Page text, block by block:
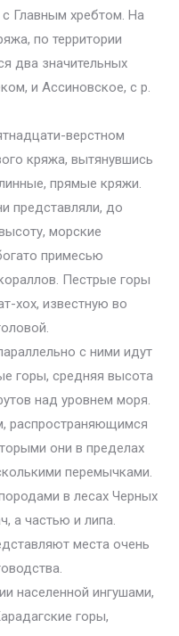
Главным хребтом. На
по территории
два значительных
и Ассиновское, с р.
верстном
кряжа, вытянувшись
прямые кряжи.
представляли, до
морские
примесью
Пестрые горы
хох, известную во
с ними идут
горы, средняя высота
над уровнем моря.
распространяющимся
они в пределах
перемычками.
в лесах Черных
а частью и липа.
места очень
населенной ингушами,
горы,